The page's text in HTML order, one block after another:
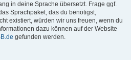
in deine Sprache übersetzt. Frage ggf.
Sprachpaket, das du benötigst,
existiert, würden wir uns freuen, wenn du
dazu können auf der Website
gefunden werden.